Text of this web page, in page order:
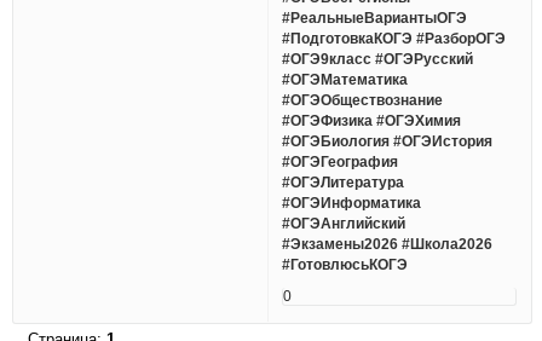
#РеальныеВариантыОГЭ
#ПодготовкаКОГЭ #РазборОГЭ
#ОГЭ9класс #ОГЭРусский
#ОГЭМатематика
#ОГЭОбществознание
#ОГЭФизика #ОГЭХимия
#ОГЭБиология #ОГЭИстория
#ОГЭГеография
#ОГЭЛитература
#ОГЭИнформатика
#ОГЭАнглийский
#Экзамены2026 #Школа2026
#ГотовлюсьКОГЭ
0